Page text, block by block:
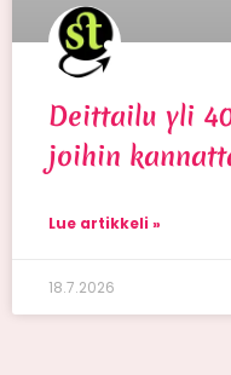
Deittailu yli
joihin
Lue artikkeli »
18.7.2026